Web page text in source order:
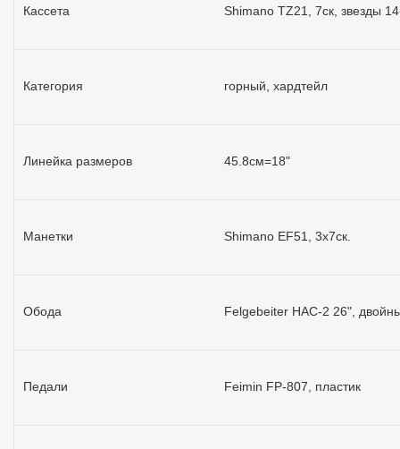
Кассета Shimano TZ21, 7ск, звезды
Категория горный, хардтейл
Линейка размеров 45.8см=18"
Манетки Shimano EF51, 3x7ск.
Обода Felgebeiter HAC-2 26",
Педали Feimin FP-807, пластик